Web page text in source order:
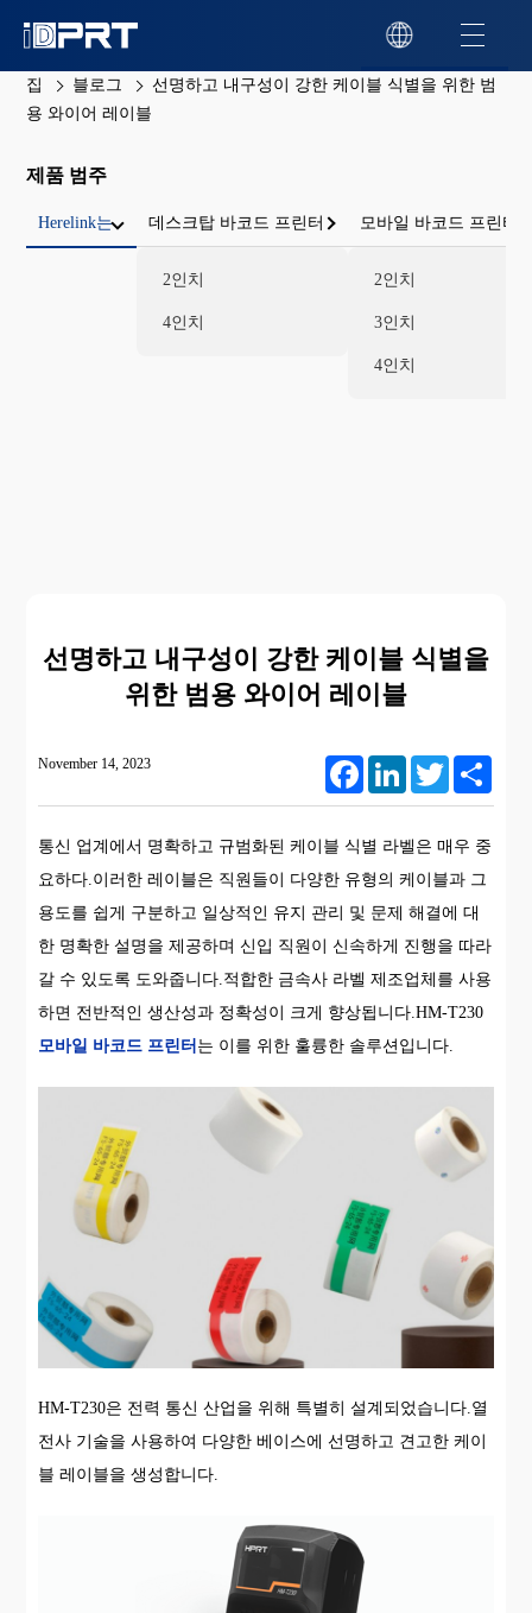
집 블로그
선명하고 내구성이 강한 케이블 식별을 위한 범
용 와이어 레이블
제품 범주
Herelink는 데스크탑 바코드 프린터
2인치
4인치
모바일 바코드 프린터
2인치
3인치
4인치
선명하고 내구성이 강한 케이블 식별을
위한 범용 와이어 레이블
November 14, 2023 FacebookLinkedIn Twitter
통신 업계에서 명확하고 규범화된 케이블 식별 라벨은 매우 중
요하다.이러한 레이블은 직원들이 다양한 유형의 케이블과 그
용도를 쉽게 구분하고 일상적인 유지 관리 및 문제 해결에 대
한 명확한 설명을 제공하며 신입 직원이 신속하게 진행을 따라
갈 수 있도록 도와줍니다.적합한 금속사 라벨 제조업체를 사용
하면 전반적인 생산성과 정확성이 크게 향상됩니다.HM-T230
모바일 바코드 프린터 는 이를 위한 훌륭한 솔루션입니다.
HM-T230은 전력 통신 산업을 위해 특별히 설계되었습니다.열
전사 기술을 사용하여 다양한 베이스에 선명하고 견고한 케이
블 레이블을 생성합니다.